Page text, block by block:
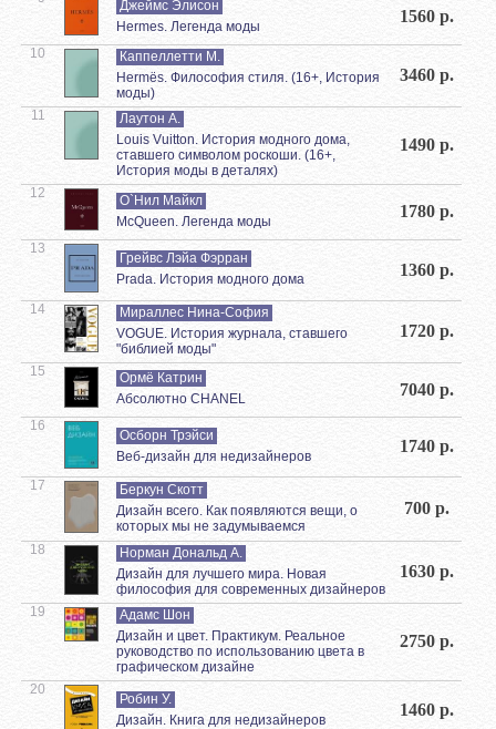
Джеймс Элисон
Hermes. Легенда моды
1560 р.
10
Каппеллетти М.
Hermёs. Философия стиля. (16+, История
моды)
3460 р.
11
Лаутон А.
Louis Vuitton. История модного дома,
ставшего символом роскоши. (16+,
История моды в деталях)
1490 р.
12
О`Нил Майкл
McQueen. Легенда моды
1780 р.
13
Грейвс Лэйа Фэрран
Prada. История модного дома
1360 р.
14
Мираллес Нина-София
VOGUE. История журнала, ставшего
"библией моды"
1720 р.
15
Ормё Катрин
Абсолютно CHANEL
7040 р.
16
Осборн Трэйси
Веб-дизайн для недизайнеров
1740 р.
17
Беркун Скотт
Дизайн всего. Как появляются вещи, о
которых мы не задумываемся
700 р.
18
Норман Дональд А.
Дизайн для лучшего мира. Новая
философия для современных дизайнеров
1630 р.
19
Адамс Шон
Дизайн и цвет. Практикум. Реальное
руководство по использованию цвета в
графическом дизайне
2750 р.
20
Робин У.
Дизайн. Книга для недизайнеров
1460 р.